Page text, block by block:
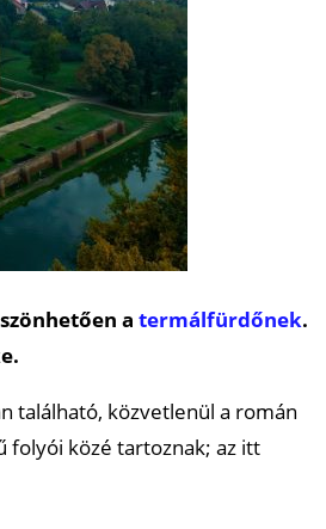
a termálfürdőnek.
található, közvetlenül a román
folyói közé tartoznak; az itt